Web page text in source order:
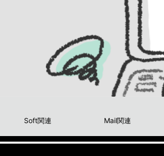
Soft関連 Mail関連